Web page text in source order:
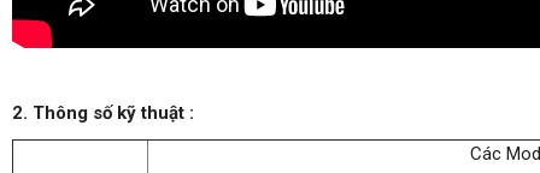
2. Thông số kỹ thuật :
Các